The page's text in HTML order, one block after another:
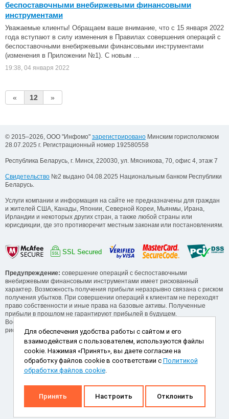
беспоставочными внебиржевыми финансовыми
инструментами
Уважаемые клиенты! Обращаем ваше внимание, что с 15 января 2022
года вступают в силу изменения в Правилах совершения операций с
беспоставочными внебиржевыми финансовыми инструментами
(изменения в Приложении №1). С новым ...
19:38, 04 января 2022
Страницы
« 12 »
© 2015–2026, ООО "Инфомо" зарегистрировано Минским горисполкомом
28.07.2025 г. Регистрационный номер 192580558
Республика Беларусь, г. Минск, 220030, ул. Мясникова, 70, офис 4, этаж 7
Свидетельство №2 выдано 04.08.2025 Национальным банком Республики
Беларусь.
Услуги компании и информация на сайте не предназначены для граждан
и жителей США, Канады, Японии, Северной Кореи, Мьянмы, Ирана,
Ирландии и некоторых других стран, а также любой страны или
юрисдикции, где это противоречит местным законам или постановлениям.
SSL Secured
Предупреждение: совершение операций с беспоставочными
внебиржевыми финансовыми инструментами имеет рискованный
характер. Возможность получения прибыли неразрывно связана с риском
получения убытков. При совершении операций к клиентам не переходят
право собственности и иные права на базовые активы. Полученные
прибыли в прошлом не гарантируют прибылей в будущем.
Воспользуйтесь обучающими сервисами от компании для понимания
рисков, прежде, чем начинать операции.
Способы пополнения и снятия
Для обеспечения удобства работы с сайтом и его
взаимодействия с пользователем, используются файлы
cookie. Нажимая «Принять», вы даете согласие на
обработку файлов cookie в соответствии с Политикой
обработки файлов cookie.
Принять Настроить Отклонить